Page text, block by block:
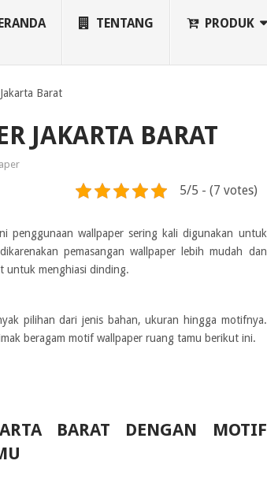
TENTANG PRODUK
Barat
JAKARTA BARAT
5/5 - (7 votes)
penggunaan wallpaper sering kali digunakan untuk
pemasangan wallpaper lebih mudah dan
untuk menghiasi dinding.
pilihan dari jenis bahan, ukuran hingga motifnya.
beragam motif wallpaper ruang tamu berikut ini.
BARAT DENGAN MOTIF